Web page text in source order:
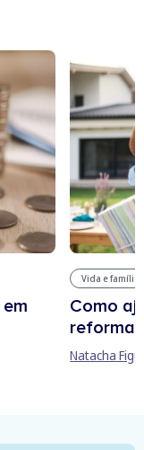
Vida e família
Como
reforma
Natacha